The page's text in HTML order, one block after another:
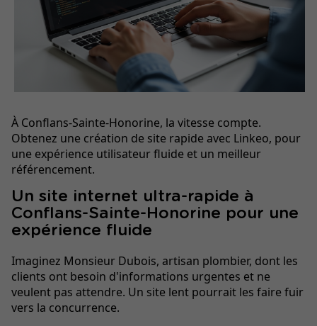
À Conflans-Sainte-Honorine, la vitesse compte.
Obtenez une création de site rapide avec Linkeo, pour
une expérience utilisateur fluide et un meilleur
référencement.
Un site internet ultra-rapide à
Conflans-Sainte-Honorine pour une
expérience fluide
Imaginez Monsieur Dubois, artisan plombier, dont les
clients ont besoin d'informations urgentes et ne
veulent pas attendre. Un site lent pourrait les faire fuir
vers la concurrence.